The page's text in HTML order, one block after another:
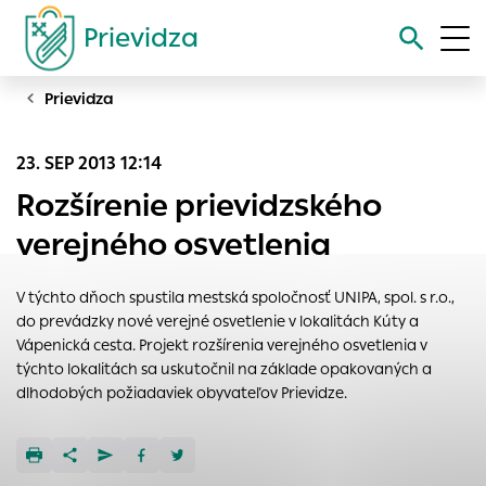
Prievidza
Vyhľadávanie
Prievidza
23. SEP 2013 12:14
Rozšírenie prievidzského
verejného osvetlenia
V týchto dňoch spustila mestská spoločnosť UNIPA, spol. s r.o.,
do prevádzky nové verejné osvetlenie v lokalitách Kúty a
Vápenická cesta. Projekt rozšírenia verejného osvetlenia v
týchto lokalitách sa uskutočnil na základe opakovaných a
dlhodobých požiadaviek obyvateľov Prievidze.
Nastavenie cookies
Cookies sú malé súbory, do ktorých webové stránky môžu
ukladať informácie o vašej aktivite a preferenciách.
zapamätoval Vaše prihlásenie alebo aby sa uložila Vaša
voľba v tomto okne.
Vyberte úroveň cookies, ktorú chcete povoliť
Technické cookies
pomáhajú urobiť webové stránky uplatniteľnými tým, že